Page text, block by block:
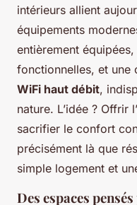
intérieurs allient
équipements
entièrement
fonctionnelles, et une
WiFi haut débit,
nature. L’idée ? Offrir
sacrifier le confort
précisément là que
simple logement et
Des espaces